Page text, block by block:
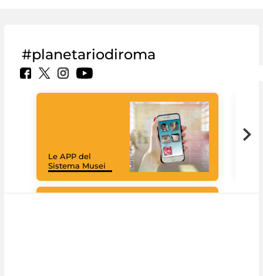
#planetariodiroma
Le APP del
Sistema Musei